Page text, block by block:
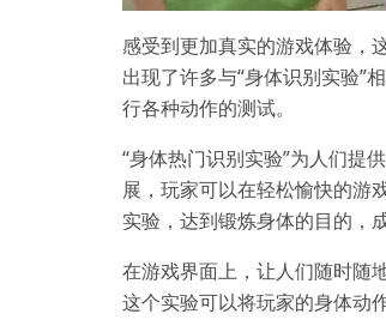
感受到更加真实的游戏体验，
出现了许多与“身体识别实验”
行各种动作的测试。
“身体热门识别实验”为人们提
展，玩家可以在轻松愉快的游
实验，达到锻炼身体的目的，
在游戏界面上，让人们随时随
这个实验可以将玩家的身体动